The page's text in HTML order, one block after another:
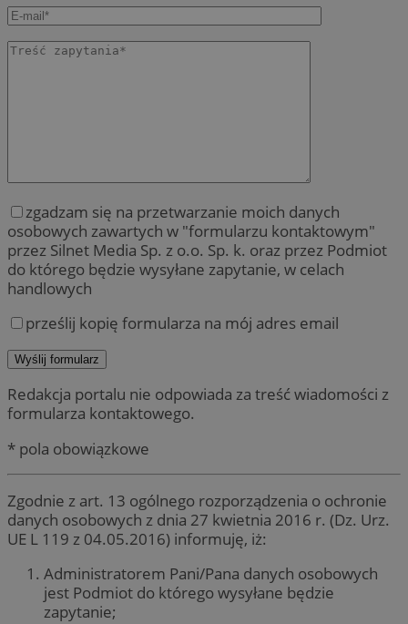
zgadzam się na przetwarzanie moich danych
osobowych zawartych w "formularzu kontaktowym"
przez Silnet Media Sp. z o.o. Sp. k. oraz przez Podmiot
do którego będzie wysyłane zapytanie, w celach
handlowych
prześlij kopię formularza na mój adres email
Redakcja portalu nie odpowiada za treść wiadomości z
formularza kontaktowego.
* pola obowiązkowe
Zgodnie z art. 13 ogólnego rozporządzenia o ochronie
danych osobowych z dnia 27 kwietnia 2016 r. (Dz. Urz.
UE L 119 z 04.05.2016) informuję, iż:
Administratorem Pani/Pana danych osobowych
jest Podmiot do którego wysyłane będzie
zapytanie;